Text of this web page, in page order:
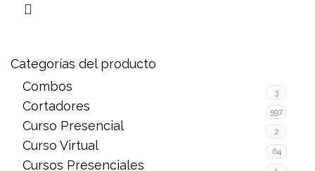
Categorías del producto
Combos
3
Cortadores 597
Curso Presencial 2
Curso Virtual 64
Cursos Presenciales